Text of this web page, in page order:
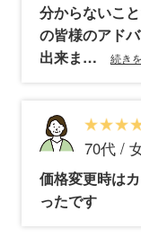
分からないこ
の皆様のアド
出来ま
続き
70代 /
価格変更時は
ったです